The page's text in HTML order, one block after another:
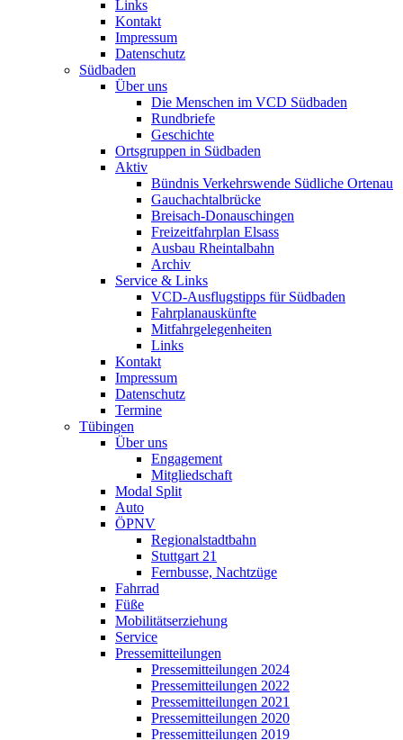
Links
Kontakt
Impressum
Datenschutz
Südbaden
Über uns
Die Menschen im VCD Südbaden
Rundbriefe
Geschichte
Ortsgruppen in Südbaden
Aktiv
Bündnis Verkehrswende Südliche Ortenau
Gauchachtalbrücke
Breisach-Donauschingen
Freizeitfahrplan Elsass
Ausbau Rheintalbahn
Archiv
Service & Links
VCD-Ausflugstipps für Südbaden
Fahrplanauskünfte
Mitfahrgelegenheiten
Links
Kontakt
Impressum
Datenschutz
Termine
Tübingen
Über uns
Engagement
Mitgliedschaft
Modal Split
Auto
ÖPNV
Regionalstadtbahn
Stuttgart 21
Fernbusse, Nachtzüge
Fahrrad
Füße
Mobilitätserziehung
Service
Pressemitteilungen
Pressemitteilungen 2024
Pressemitteilungen 2022
Pressemitteilungen 2021
Pressemitteilungen 2020
Pressemitteilungen 2019